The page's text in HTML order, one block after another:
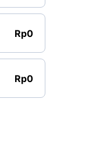
Rp0
Rp0